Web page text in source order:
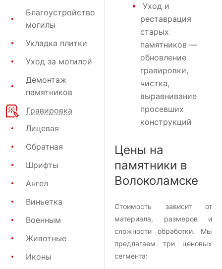
Благоустройство
могилы
Укладка плитки
Уход за могилой
Демонтаж
памятников
Гравировка
Лицевая
Обратная
Шрифты
Ангел
Виньетка
Военным
Животные
Иконы
Уход и
реставрация
старых
памятников —
обновление
гравировки,
чистка,
выравнивание
просевших
конструкций
Цены на
памятники в
Волоколамске
Стоимость зависит от
материала, размеров и
сложности обработки. Мы
предлагаем три ценовых
сегмента: